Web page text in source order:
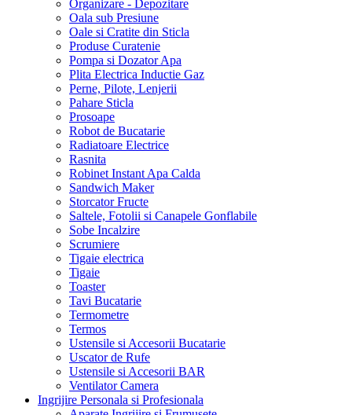
Organizare - Depozitare
Oala sub Presiune
Oale si Cratite din Sticla
Produse Curatenie
Pompa si Dozator Apa
Plita Electrica Inductie Gaz
Perne, Pilote, Lenjerii
Pahare Sticla
Prosoape
Robot de Bucatarie
Radiatoare Electrice
Rasnita
Robinet Instant Apa Calda
Sandwich Maker
Storcator Fructe
Saltele, Fotolii si Canapele Gonflabile
Sobe Incalzire
Scrumiere
Tigaie electrica
Tigaie
Toaster
Tavi Bucatarie
Termometre
Termos
Ustensile si Accesorii Bucatarie
Uscator de Rufe
Ustensile si Accesorii BAR
Ventilator Camera
Ingrijire Personala si Profesionala